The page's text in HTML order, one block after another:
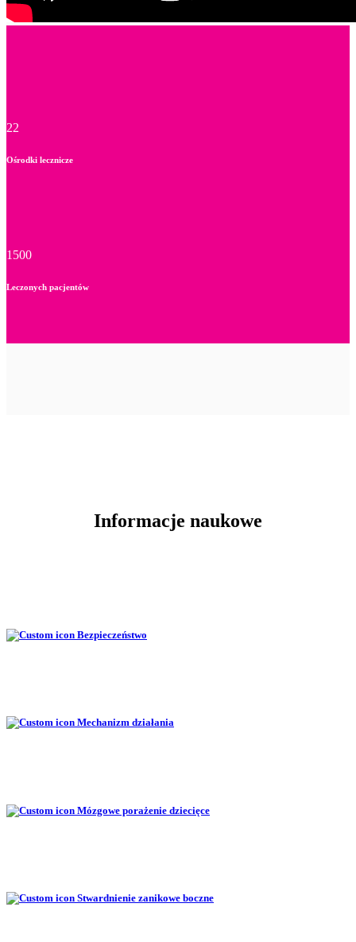
22
Ośrodki lecznicze
1500
Leczonych pacjentów
Informacje naukowe
Bezpieczeństwo
Mechanizm działania
Mózgowe porażenie dziecięce
Stwardnienie zanikowe boczne